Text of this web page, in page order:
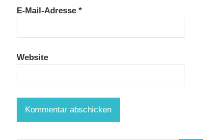
E-Mail-Adresse *
Website